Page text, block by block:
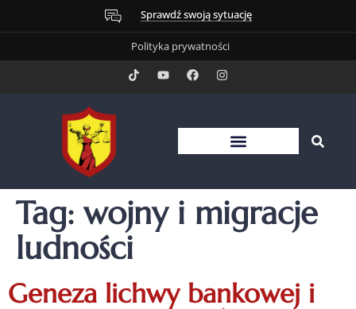
Sprawdź swoją sytuację
Polityka prywatności
Tag: wojny i migracje
ludności
Geneza lichwy bankowej i